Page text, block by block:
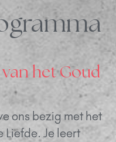
van het Goud
ons bezig met het
Liefde. Je leert